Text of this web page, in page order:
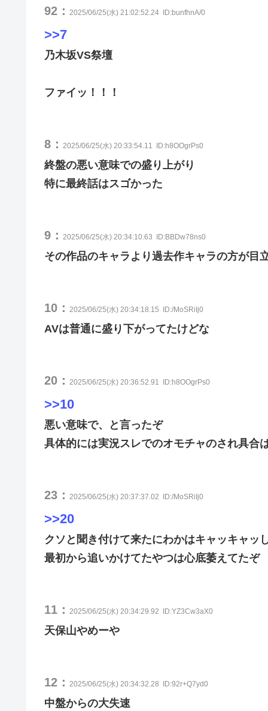
92： 2025/06/25(水) 21:02:52.24 ID:bunfhnA/0
>>7
乃木坂VS祭壇
ファイッ！！！
8： 2025/06/25(水) 20:33:54.11 ID:h8OOgrPs0
終盤の悪い意味での盛り上がり
特に最終話はスゴかった
9： 2025/06/25(水) 20:34:10.63 ID:BBDw78ns0
その作品のキャラより過去作キャラの方が目
10： 2025/06/25(水) 20:34:18.15 ID:/MoSRiIj0
AVは普通に盛り下がってたけどな
20： 2025/06/25(水) 20:36:52.91 ID:h8OOgrPs0
>>10
悪い意味で、と言ったぞ
具体的には実況スレでのオモチャのされ具合
23： 2025/06/25(水) 20:37:37.02 ID:/MoSRiIj0
>>20
クソと聞き付けて来たにわかはキャッキャッ
最初から追いかけてたやつは心底萎えてたぞ
11： 2025/06/25(水) 20:34:29.92 ID:YZ3Cw3aX0
天保山やめーや
12： 2025/06/25(水) 20:34:32.28 ID:92r+Q7yd0
中盤からの大失速